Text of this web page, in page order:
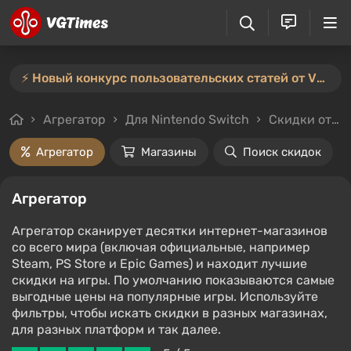
⚡️ Новый конкурс пользовательских статей от VGTimes — участвуйте тут ⚡️
Агрегатор Для Nintendo Switch Скидки от 90%
Агрегатор Магазины Поиск скидок
Агрегатор
Агрегатор сканирует десятки интернет-магазинов
со всего мира (включая официальные, например
Steam, PS Store и Epic Games) и находит лучшие
скидки на игры. По умолчанию показываются самые
выгодные цены на популярные игры. Используйте
фильтры, чтобы искать скидки в разных магазинах,
для разных платформ и так далее.